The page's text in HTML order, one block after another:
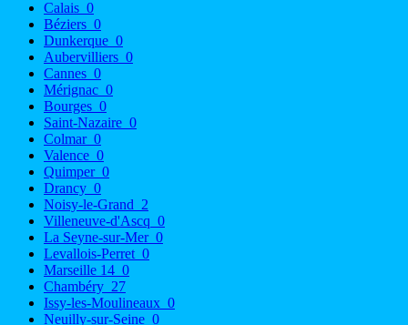
Calais 0
Béziers 0
Dunkerque 0
Aubervilliers 0
Cannes 0
Mérignac 0
Bourges 0
Saint-Nazaire 0
Colmar 0
Valence 0
Quimper 0
Drancy 0
Noisy-le-Grand 2
Villeneuve-d'Ascq 0
La Seyne-sur-Mer 0
Levallois-Perret 0
Marseille 14 0
Chambéry 27
Issy-les-Moulineaux 0
Neuilly-sur-Seine 0